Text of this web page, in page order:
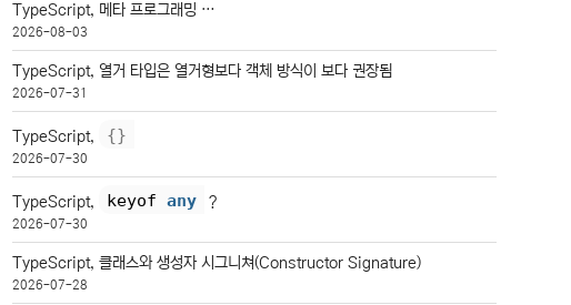
TypeScript, 메타 프로그래밍 …
2026-08-03
TypeScript, 열거 타입은 열거형보다 객체 방식이 보다 권장됨
2026-07-31
TypeScript, {}
2026-07-30
TypeScript, keyof any ?
2026-07-30
TypeScript, 클래스와 생성자 시그니쳐(Constructor Signature)
2026-07-28